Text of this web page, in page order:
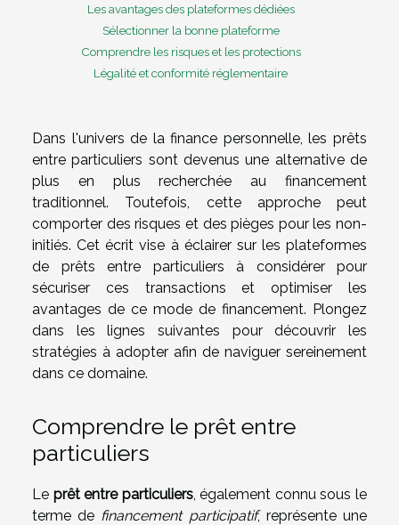
Les avantages des plateformes dédiées
Sélectionner la bonne plateforme
Comprendre les risques et les protections
Légalité et conformité réglementaire
Dans l'univers de la finance personnelle, les prêts
entre particuliers sont devenus une alternative de
plus en plus recherchée au financement
traditionnel. Toutefois, cette approche peut
comporter des risques et des pièges pour les non-
initiés. Cet écrit vise à éclairer sur les plateformes
de prêts entre particuliers à considérer pour
sécuriser ces transactions et optimiser les
avantages de ce mode de financement. Plongez
dans les lignes suivantes pour découvrir les
stratégies à adopter afin de naviguer sereinement
dans ce domaine.
Comprendre le prêt entre
particuliers
Le prêt entre particuliers, également connu sous le
terme de financement participatif, représente une